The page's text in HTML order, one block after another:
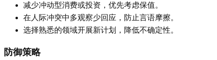
减少冲动型消费或投资，优先考虑保值。
在人际冲突中多观察少回应，防止言语摩擦。
选择熟悉的领域开展新计划，降低不确定性。
防御策略